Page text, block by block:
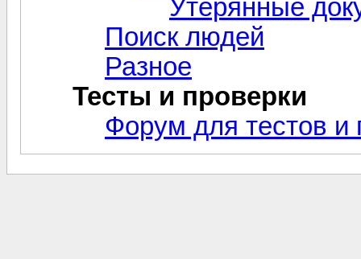
Утерянные
Поиск людей
Разное
Тесты и проверки
Форум для тестов и